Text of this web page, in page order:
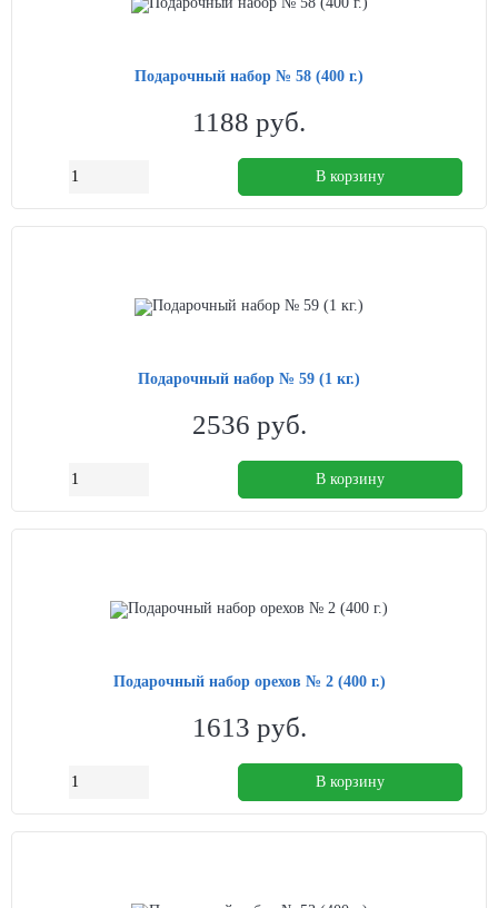
Подарочный набор № 58 (400 г.)
1188 руб.
В корзину
Подарочный набор № 59 (1 кг.)
2536 руб.
В корзину
Подарочный набор орехов № 2 (400 г.)
1613 руб.
В корзину